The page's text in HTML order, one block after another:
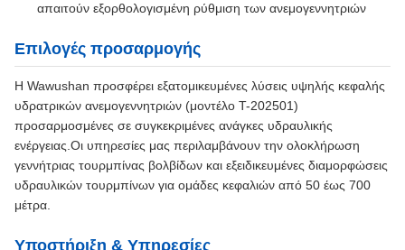
απαιτούν εξορθολογισμένη ρύθμιση των ανεμογεννητριών
Επιλογές προσαρμογής
Η Wawushan προσφέρει εξατομικευμένες λύσεις υψηλής κεφαλής
υδρατρικών ανεμογεννητριών (μοντέλο T-202501)
προσαρμοσμένες σε συγκεκριμένες ανάγκες υδραυλικής
ενέργειας.Οι υπηρεσίες μας περιλαμβάνουν την ολοκλήρωση
γεννήτριας τουρμπίνας βολβίδων και εξειδικευμένες διαμορφώσεις
υδραυλικών τουρμπίνων για ομάδες κεφαλιών από 50 έως 700
μέτρα.
Υποστήριξη & Υπηρεσίες